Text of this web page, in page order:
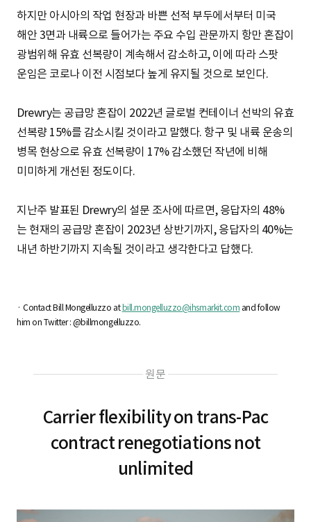
하지만 아시아의 작업 현장과 바쁜 선적 부두에서부터 미국
해안 3면과 내륙으로 들어가는 주요 수입 관문까지 항만 혼잡이
광범위해 유효 선복량이 계속해서 감소하고, 이에 따라 스팟
운임은 코로나 이전 시점보다 높게 유지될 것으로 보인다.
Drewry는 공급망 혼잡이 2022년 글로벌 컨테이너 선박의 유효
선복량 15%를 감소시킬 것이라고 말했다. 항구 및 내륙 운송의
병목 현상으로 유효 선복량이 17% 감소했던 작년에 비해
미미하게 개선된 정도이다.
지난주 발표된 Drewry의 설문 조사에 따르면, 응답자의 48%
는 현재의 공급망 혼잡이 2023년 상반기까지, 응답자의 40%는
내년 하반기까지 지속될 것이라고 생각한다고 답했다.
· Contact Bill Mongelluzzo at bill.mongelluzzo@ihsmarkit.com and follow
him on Twitter : @billmongelluzzo.
원문
Carrier flexibility on trans-Pac
contract renegotiations not
unlimited